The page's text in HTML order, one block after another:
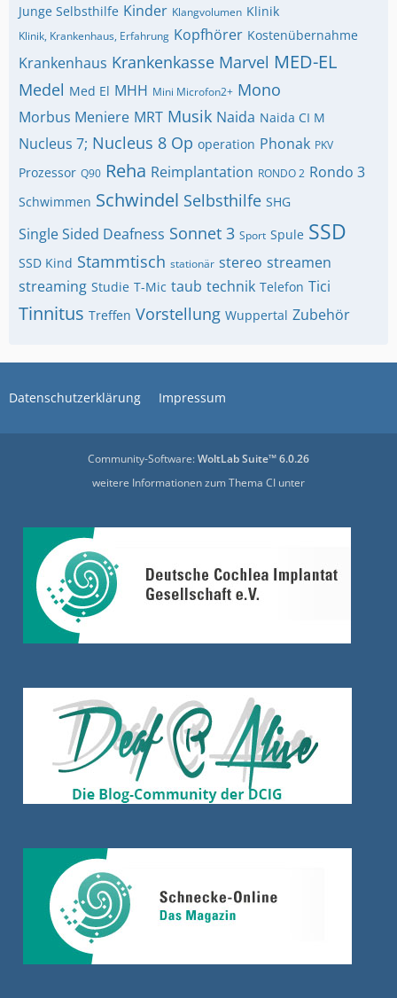
Junge Selbsthilfe Kinder Klangvolumen Klinik
Klinik, Krankenhaus, Erfahrung Kopfhörer Kostenübernahme
Krankenhaus Krankenkasse Marvel MED-EL
Medel Med El MHH Mini Microfon2+ Mono
Morbus Meniere MRT Musik Naida Naida CI M
Nucleus 7; Nucleus 8 Op operation Phonak PKV
Prozessor Q90 Reha Reimplantation RONDO 2 Rondo 3
Schwimmen Schwindel Selbsthilfe SHG
Single Sided Deafness Sonnet 3 Sport Spule SSD
SSD Kind Stammtisch stationär stereo streamen
streaming Studie T-Mic taub technik Telefon Tici
Tinnitus Treffen Vorstellung Wuppertal Zubehör
Datenschutzerklärung Impressum
Community-Software:WoltLab Suite™ 6.0.26
weitere Informationen zum Thema CI unter